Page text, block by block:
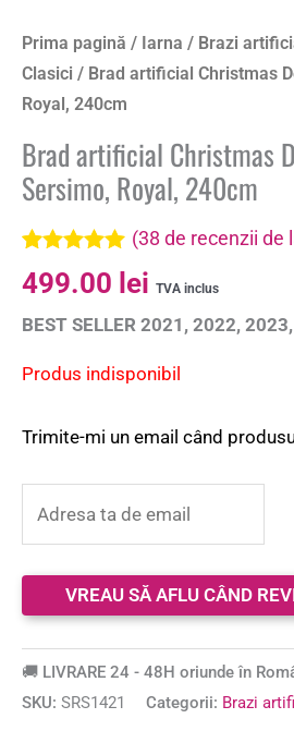
Prima pagină / Iarna / Brazi
Clasici / Brad artificial Christmas
Royal, 240cm
Brad artificial Christmas
Sersimo, Royal, 240cm
Evaluat la
4.92din 5
38
evaluări de
(38 de recenzii de
499.00 lei TVA inclus
BEST SELLER 2021, 2022,
Produs indisponibil
Trimite-mi un email când
🚚 LIVRARE 24 - 48H oriunde în
SKU: SRS1421 Categorii: Brazi